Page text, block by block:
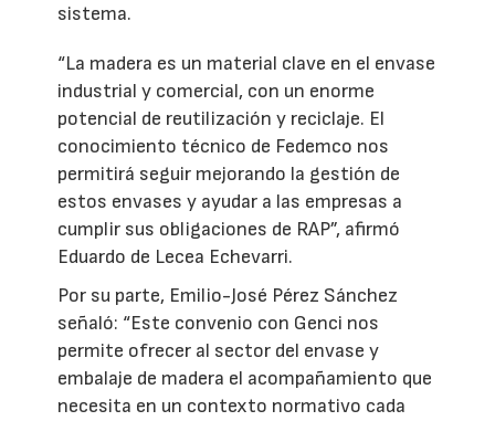
sistema.
“La madera es un material clave en el envase
industrial y comercial, con un enorme
potencial de reutilización y reciclaje. El
conocimiento técnico de Fedemco nos
permitirá seguir mejorando la gestión de
estos envases y ayudar a las empresas a
cumplir sus obligaciones de RAP”, afirmó
Eduardo de Lecea Echevarri.
Por su parte, Emilio-José Pérez Sánchez
señaló: “Este convenio con Genci nos
permite ofrecer al sector del envase y
embalaje de madera el acompañamiento que
necesita en un contexto normativo cada